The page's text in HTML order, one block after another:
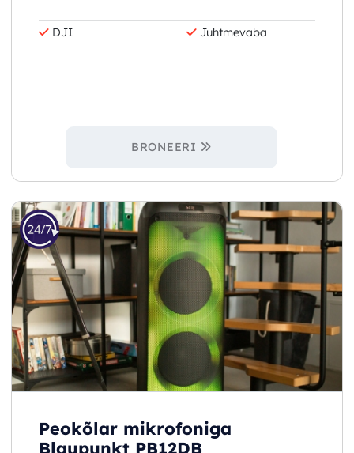
DJI Juhtmevaba
BRONEERI
Peokõlar mikrofoniga
Blaupunkt PB12DB